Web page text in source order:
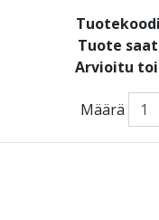
Tuote
Arvioitu
Määrä